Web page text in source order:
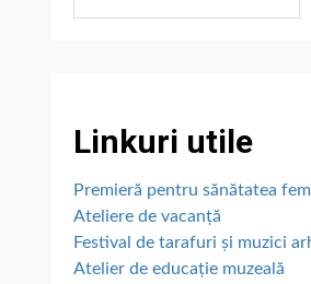
Linkuri utile
Premieră pentru sănătatea
Ateliere de vacanță
Festival de tarafuri și muzici
Atelier de educație muzeală